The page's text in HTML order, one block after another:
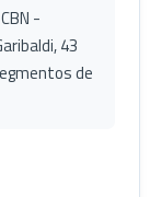
-
43
de